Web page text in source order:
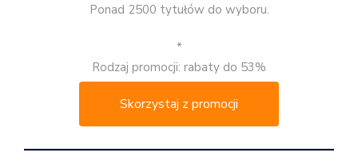
Ponad 2500 tytułów do wyboru.
*
Rodzaj promocji: rabaty do 53%
Skorzystaj z promocji